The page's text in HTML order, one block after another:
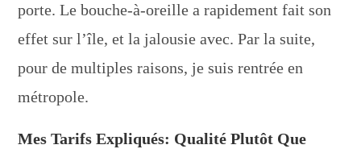
porte. Le bouche-à-oreille a rapidement fait son
effet sur l’île, et la jalousie avec. Par la suite,
pour de multiples raisons, je suis rentrée en
métropole.
Mes Tarifs Expliqués: Qualité Plutôt Que